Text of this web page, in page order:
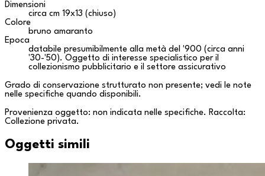
Dimensioni
circa cm 19x13 (chiuso)
Colore
bruno amaranto
Epoca
databile presumibilmente alla metà del '900 (circa anni
'30-'50). Oggetto di interesse specialistico per il
collezionismo pubblicitario e il settore assicurativo
Grado di conservazione strutturato non presente; vedi le note
nelle specifiche quando disponibili.
Provenienza oggetto: non indicata nelle specifiche. Raccolta:
Collezione privata.
Oggetti simili